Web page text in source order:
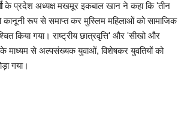
के प्रदेश अध्यक्ष मखमूर इकबाल खान ने कहा कि 'तीन
रूप से समाप्त कर मुस्लिम महिलाओं को सामाजिक
किया गया। राष्ट्रीय छात्रवृत्ति' और 'सीखो और
माध्यम से अल्पसंख्यक युवाओं, विशेषकर युवतियों को
गया।